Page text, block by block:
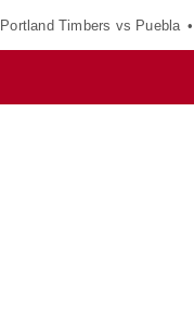
Portland Timbers vs Puebla